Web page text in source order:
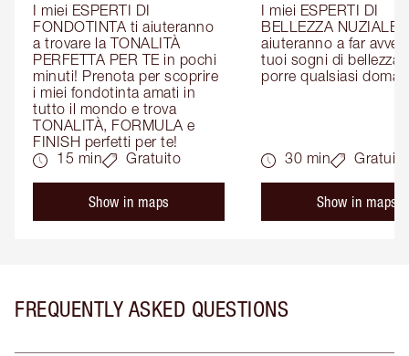
I miei ESPERTI DI
FONDOTINTA ti aiuteranno
a trovare la TONALITÀ
PERFETTA PER TE in pochi
minuti! Prenota per scoprire
i miei fondotinta amati in
tutto il mondo e trova
TONALITÀ, FORMULA e
FINISH perfetti per te!
15 min
Gratuito
Show in maps
I miei ESPERTI DI
BELLEZZA NUZIALE
aiuteranno a far
tuoi sogni di bellezza:
porre qualsiasi
30 min Gratuito
Show in maps
FREQUENTLY ASKED QUESTIONS